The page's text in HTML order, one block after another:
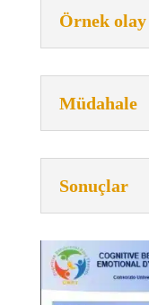
Örnek
Müdahale
Sonuçlar